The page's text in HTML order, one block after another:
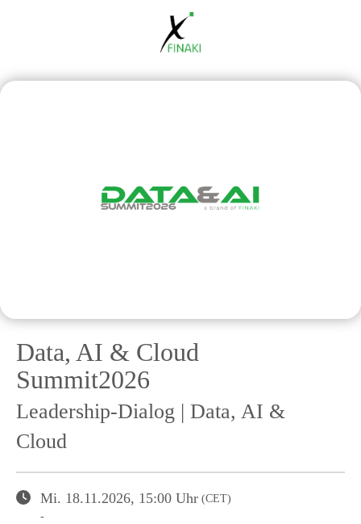
Data, AI & Cloud
Summit2026
Leadership-Dialog | Data, AI &
Cloud
Mi. 18.11.2026, 15:00 Uhr (CET)
-